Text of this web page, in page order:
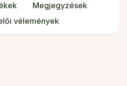
Megjegyzések
vélemények